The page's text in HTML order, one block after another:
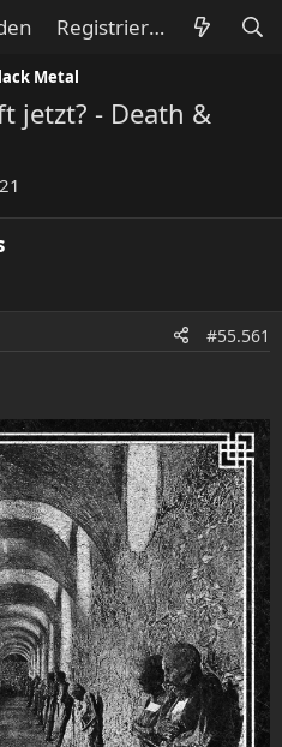
Registrieren
Metal
jetzt? - Death &
#55.561